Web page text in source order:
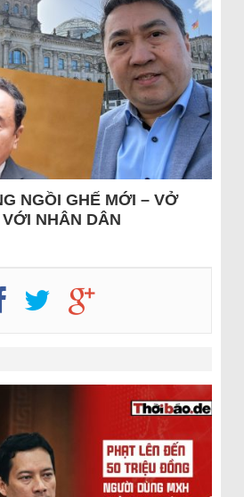
NGỒI GHẾ MỚI – VỞ
NHÂN DÂN